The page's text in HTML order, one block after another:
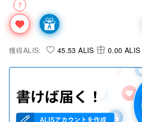
7
獲得ALIS: 45.53 ALIS 0.00 ALIS